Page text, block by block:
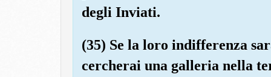
degli Inviati.
(35) Se la loro indifferenza
cercherai una galleria nella